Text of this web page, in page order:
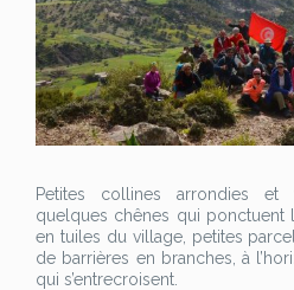
Petites collines arrondies et
quelques chênes qui ponctuent
en tuiles du village, petites
de barrières en branches, à
qui s’entrecroisent.